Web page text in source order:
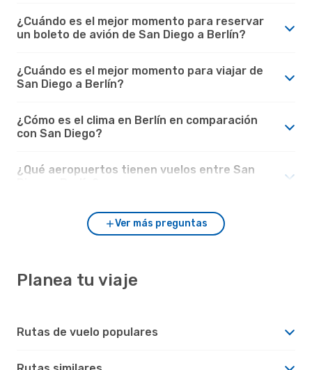
¿Cuándo es el mejor momento para reservar
un boleto de avión de San Diego a Berlín?
¿Cuándo es el mejor momento para viajar de
San Diego a Berlín?
¿Cómo es el clima en Berlín en comparación
con San Diego?
¿Qué aeropuertos tienen vuelos entre San
Ver más preguntas
Planea tu viaje
Rutas de vuelo populares